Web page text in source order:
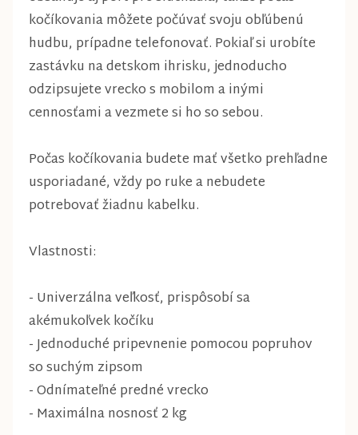
kočíkovania môžete počúvať svoju obľúbenú
hudbu, prípadne telefonovať. Pokiaľ si urobíte
zastávku na detskom ihrisku, jednoducho
odzipsujete vrecko s mobilom a inými
cennosťami a vezmete si ho so sebou.
Počas kočíkovania budete mať všetko prehľadne
usporiadané, vždy po ruke a nebudete
potrebovať žiadnu kabelku.
Vlastnosti:
- Univerzálna veľkosť, prispôsobí sa
akémukoľvek kočíku
- Jednoduché pripevnenie pomocou popruhov
so suchým zipsom
- Odnímateľné predné vrecko
- Maximálna nosnosť 2 kg